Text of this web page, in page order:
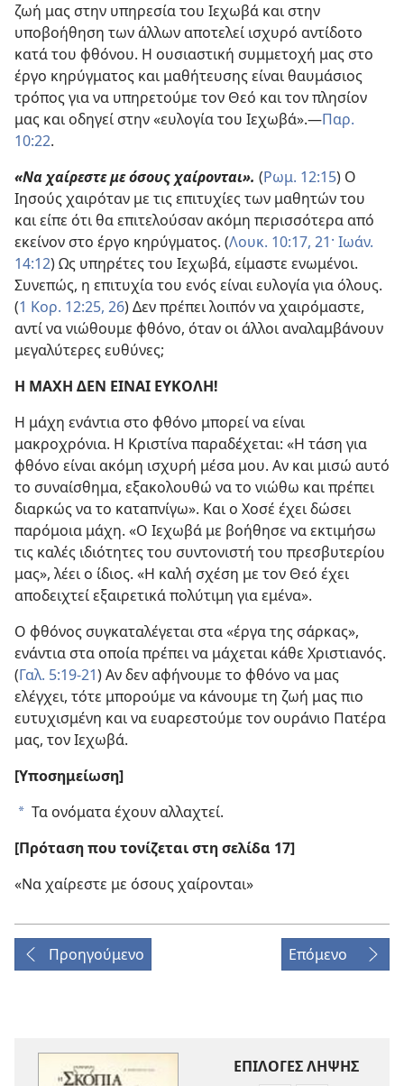
ζωή μας στην υπηρεσία του Ιεχωβά και στην
υποβοήθηση των άλλων αποτελεί ισχυρό αντίδοτο
κατά του φθόνου. Η ουσιαστική συμμετοχή μας στο
έργο κηρύγματος και μαθήτευσης είναι θαυμάσιος
τρόπος για να υπηρετούμε τον Θεό και τον πλησίον
μας και οδηγεί στην «ευλογία του Ιεχωβά».​—Παρ.
10:22.
«Να χαίρεστε με όσους χαίρονται». (Ρωμ. 12:15) Ο
Ιησούς χαιρόταν με τις επιτυχίες των μαθητών του
και είπε ότι θα επιτελούσαν ακόμη περισσότερα από
εκείνον στο έργο κηρύγματος. (Λουκ. 10:17, 21· Ιωάν.
14:12) Ως υπηρέτες του Ιεχωβά, είμαστε ενωμένοι.
Συνεπώς, η επιτυχία του ενός είναι ευλογία για όλους.
(1 Κορ. 12:25, 26) Δεν πρέπει λοιπόν να χαιρόμαστε,
αντί να νιώθουμε φθόνο, όταν οι άλλοι αναλαμβάνουν
μεγαλύτερες ευθύνες;
Η ΜΑΧΗ ΔΕΝ ΕΙΝΑΙ ΕΥΚΟΛΗ!
Η μάχη ενάντια στο φθόνο μπορεί να είναι
μακροχρόνια. Η Κριστίνα παραδέχεται: «Η τάση για
φθόνο είναι ακόμη ισχυρή μέσα μου. Αν και μισώ αυτό
το συναίσθημα, εξακολουθώ να το νιώθω και πρέπει
διαρκώς να το καταπνίγω». Και ο Χοσέ έχει δώσει
παρόμοια μάχη. «Ο Ιεχωβά με βοήθησε να εκτιμήσω
τις καλές ιδιότητες του συντονιστή του πρεσβυτερίου
μας», λέει ο ίδιος. «Η καλή σχέση με τον Θεό έχει
αποδειχτεί εξαιρετικά πολύτιμη για εμένα».
Ο φθόνος συγκαταλέγεται στα «έργα της σάρκας»,
ενάντια στα οποία πρέπει να μάχεται κάθε Χριστιανός.
(Γαλ. 5:19-21) Αν δεν αφήνουμε το φθόνο να μας
ελέγχει, τότε μπορούμε να κάνουμε τη ζωή μας πιο
ευτυχισμένη και να ευαρεστούμε τον ουράνιο Πατέρα
μας, τον Ιεχωβά.
[Υποσημείωση]
a Τα ονόματα έχουν αλλαχτεί.
[Πρόταση που τονίζεται στη σελίδα 17]
«Να χαίρεστε με όσους χαίρονται»
Προηγούμενο Επόμενο
ΕΠΙΛΟΓΕΣ ΛΗΨΗΣ